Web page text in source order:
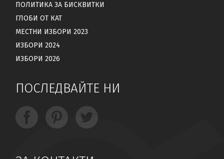
ПОЛИТИКА ЗА БИСКВИТКИ
ГЛОБИ ОТ КАТ
МЕСТНИ ИЗБОРИ 2023
ИЗБОРИ 2024
ИЗБОРИ 2026
ПОСЛЕДВАЙТЕ НИ